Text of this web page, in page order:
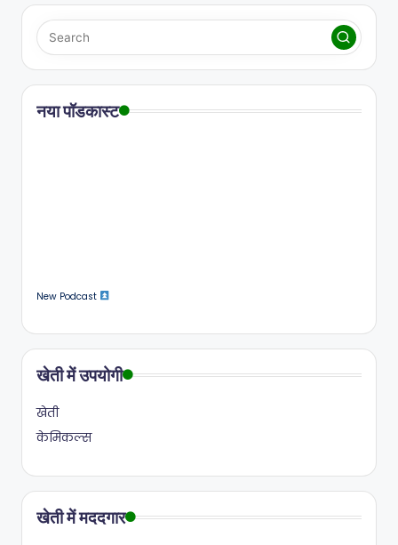
नया पॉडकास्ट
New Podcast
खेती में उपयोगी
खेती
केमिकल्स
खेती में मददगार